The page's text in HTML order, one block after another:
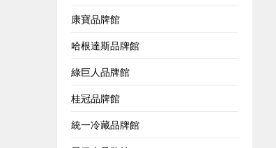
康寶品牌館
哈根達斯品牌館
綠巨人品牌館
桂冠品牌館
統一冷藏品牌館